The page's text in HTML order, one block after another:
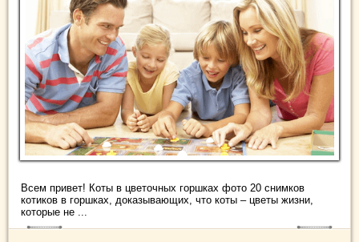
Всем привет! Коты в цветочных горшках фото 20 снимков
котиков в горшках, доказывающих, что коты – цветы жизни,
которые не ...